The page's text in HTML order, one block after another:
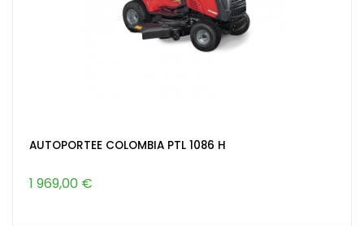
AUTOPORTEE COLOMBIA PTL 1086 H
1 969,00 €